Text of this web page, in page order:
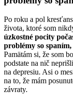
Po roku a pol
života, ktoré som
úzkostné pocity
problémy so
Pamätám si, že som
podstate na nič
na depresiu. Asi o
na to, že mám
závraty.